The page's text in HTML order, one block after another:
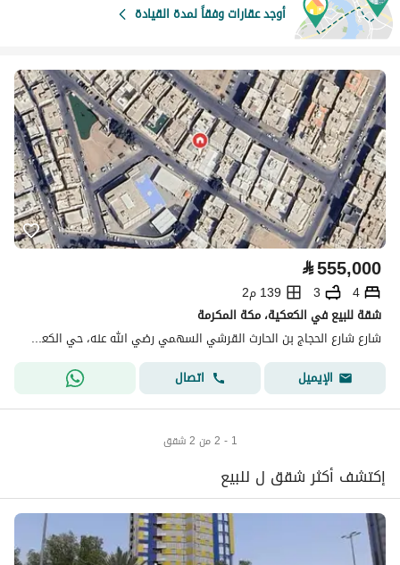
أوجد عقارات وفقاً لمدة القيادة
⃁555,000
4
3
139 م2
شقة للبيع في الكعكية، مكة المكرمة
شارع شارع الحجاج بن الحارث القرشي السهمي رضي الله عنه، حي الكعكية، مكة
الإيميل
اتصال
1 - 2 من 2 شقق
إكتشف أكثر شقق ل للبيع